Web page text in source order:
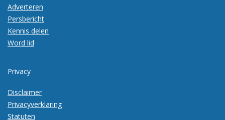
Adverteren
Persbericht
Kennis delen
Word lid
Privacy
Disclaimer
Privacyverklaring
Statuten